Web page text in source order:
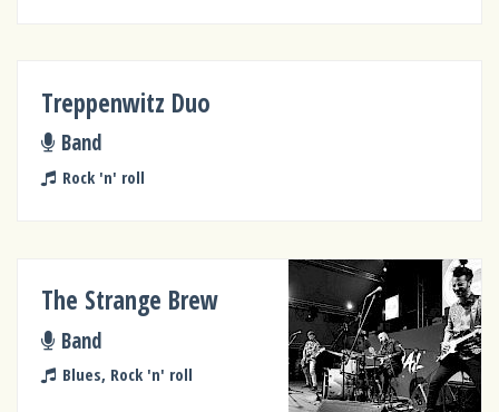
Treppenwitz Duo
Band
Rock 'n' roll
The Strange Brew
Band
Blues, Rock 'n' roll